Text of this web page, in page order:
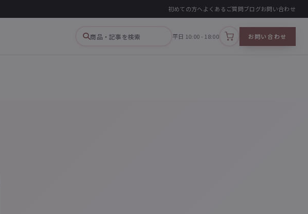
初めての方へよくあるご質問ブログお問い合わせ
商品・記事を検索 平日 10:00 - 18:00
カートを見る
お問い合わせ